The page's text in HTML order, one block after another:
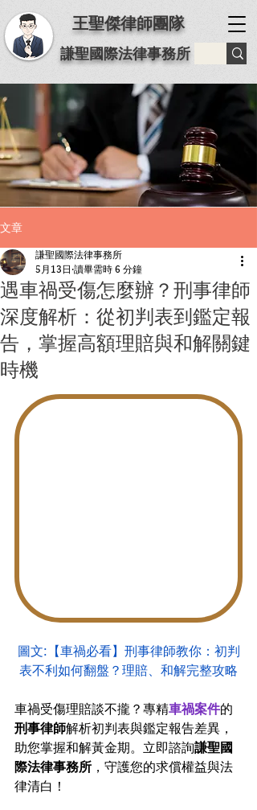
王聖傑律師團隊
謙聖國際法律事務所
文章
遇車禍受傷怎麼辦？刑事律師
深度解析：從初判表到鑑定報
告，掌握高額理賠與和解關鍵
時機
謙聖國際法律事務所
5月13日 讀畢需時 6 分鐘
圖文:【車禍必看】刑事律師教你：初判
表不利如何翻盤？理賠、和解完整攻略
車禍受傷理賠談不攏？專精車禍案件的
刑事律師解析初判表與鑑定報告差異，
助您掌握和解黃金期。立即諮詢謙聖國
際法律事務所 ，守護您的求償權益與法
律清白！